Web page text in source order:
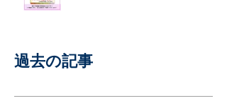
過去の記事